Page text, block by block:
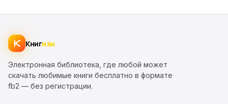
Книгизм
Электронная библиотека, где любой может
скачать любимые книги бесплатно в формате
fb2 — без регистрации.